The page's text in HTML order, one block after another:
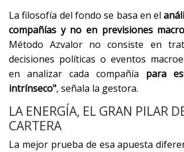
La filosofía del fondo se basa en el
compañías y no en previsiones
Método Azvalor no consiste en
decisiones políticas o eventos
en analizar cada compañía para
intrínseco", señala la gestora.
LA ENERGÍA, EL GRAN PILAR
CARTERA
La mejor prueba de esa apuesta